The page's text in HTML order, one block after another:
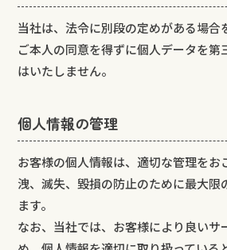
当社は、法令に別段の定めがある場合
ご本人の同意を得ずに個人データを第
はいたしません。
個人情報の管理
お客様の個人情報は、適切な管理をお
洩、滅失、毀損の防止のために最大限
ます。
なお、当社では、お客様により良いサ